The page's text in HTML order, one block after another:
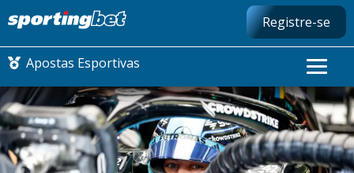
Registre-se
Apostas Esportivas
CONMEBOL LIBERTADORES